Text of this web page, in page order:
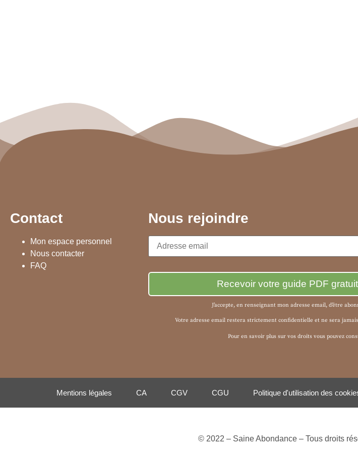
Contact
Mon espace personnel
Nous contacter
FAQ
Nous rejoindre
J’accepte, en renseignant mon adresse email, d’être
Votre adresse email restera strictement confidentielle et ne sera
Pour en savoir plus sur vos droits vous pouvez
Mentions légales CA CGV CGU Politique d'utilisation des
© 2022 – Saine Abondance – Tous droits